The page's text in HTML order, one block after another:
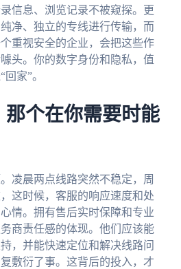
信息、浏览记录不被窥探。更
净、独立的专线进行传输，而
重视安全的企业，会把这些作
头。你的数字身份和隐私，值
家”。
那个在你需要时能
凌晨两点线路突然不稳定，周
这时候，客服的响应速度和处
情。拥有售后实时保障和专业
商责任感的体现。他们应该能
，并能快速定位和解决线路问
敷衍了事。这背后的投入，才